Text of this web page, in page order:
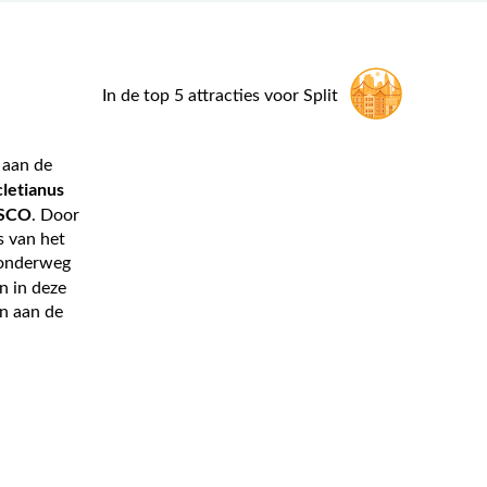
de
. Door
van het
in deze
aan de
In de top 5 attracties voor Split